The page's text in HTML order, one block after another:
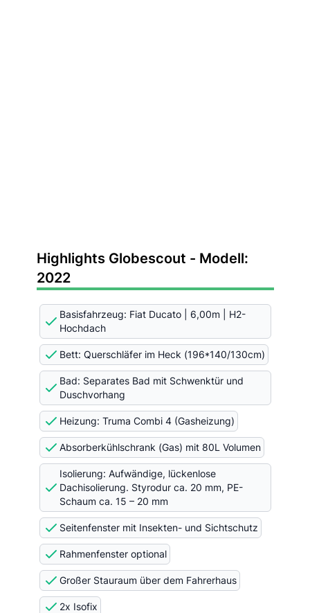
Highlights Globescout - Modell:
2022
Basisfahrzeug: Fiat Ducato | 6,00m | H2-
Hochdach
Bett: Querschläfer im Heck (196*140/130cm)
Bad: Separates Bad mit Schwenktür und
Duschvorhang
Heizung: Truma Combi 4 (Gasheizung)
Absorberkühlschrank (Gas) mit 80L Volumen
Isolierung: Aufwändige, lückenlose
Dachisolierung. Styrodur ca. 20 mm, PE-
Schaum ca. 15 – 20 mm
Seitenfenster mit Insekten- und Sichtschutz
Rahmenfenster optional
Großer Stauraum über dem Fahrerhaus
2x Isofix